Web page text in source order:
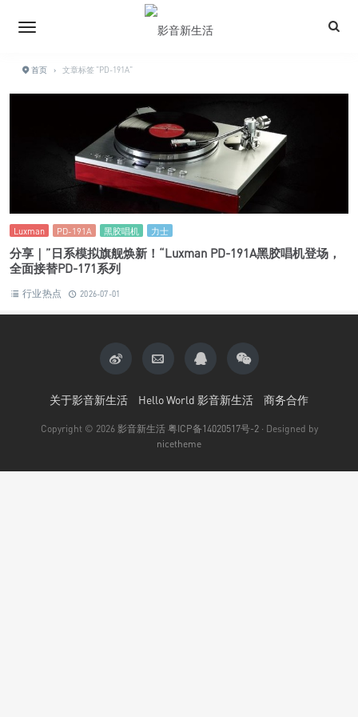
首页 › 文章标签 "PD-191A"
Luxman PD-191A 黑胶唱机 力士
分享｜”日系模拟旗舰焕新！“Luxman PD-191A黑胶唱机登场，
全面接替PD-171系列
行业热点 2026-07-01
关于影音新生活 Hello World 影音新生活 商务合作
Copyright © 2026 影音新生活 粤ICP备14020517号-2 · Designed by
nicetheme